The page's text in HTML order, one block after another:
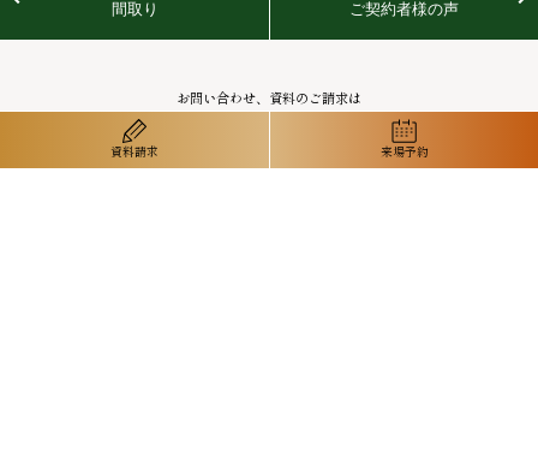
間取り ご契約者様の声
お問い合わせ、資料のご請求は
「サンクレイドル池下」現地販売センター
資料請求 来場予約